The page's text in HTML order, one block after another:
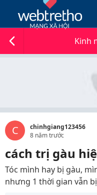
Kinh
C
chinhgiang123456
8 năm trước
cách trị gàu
Tóc mình hay bị gàu,
nhưng 1 thời gian vẫn